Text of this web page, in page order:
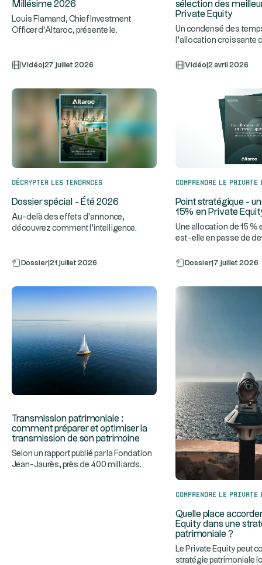
Millésime 2026
Louis Flamand, Chief Investment
Officer d'Altaroc, présente le
Vidéo 27 juillet 2026
sélection des
Private Equity
Un condensé des
l'allocation croissante
Vidéo 2 avril 2026
Décrypter les tendances
Dossier spécial - Été 2026
Au-delà des effets d'annonce,
découvrez comment l'intelligence
Dossier 21 juillet 2026
Comprendre le Private
Point stratégique -
15% en Private
Une allocation de 15 %
est-elle en passe de
Dossier 7 juillet 2026
Transmission patrimoniale :
comment préparer et optimiser la
transmission de son patrimoine
Selon un rapport publié par la Fondation
Jean-Jaurès, près de 400 milliards
Comprendre le Private
Quelle place
Equity dans une
patrimoniale ?
Le Private Equity peut
stratégie patrimoniale